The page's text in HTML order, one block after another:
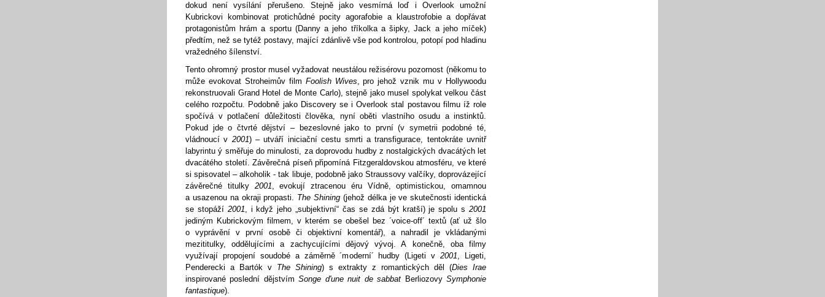
dokud není vysílání přerušeno. Stejně jako vesmírná loď i Overlook umožní
Kubrickovi kombinovat protichůdné pocity agorafobie a klaustrofobie a dopřávat
protagonistům hrám a sportu (Danny a jeho tříkolka a šipky, Jack a jeho míček)
předtím, než se tytéž postavy, mající zdánlivě vše pod kontrolou, potopí pod hladinu
vražedného šílenství.
Tento ohromný prostor musel vyžadovat neustálou režisérovu pozornost (někomu to
může evokovat Stroheimův film Foolish Wives, pro jehož vznik mu v Hollywoodu
rekonstruovali Grand Hotel de Monte Carlo), stejně jako musel spolykat velkou část
celého rozpočtu. Podobně jako Discovery se i Overlook stal postavou filmu íž role
spočívá v potlačení důležitosti člověka, nyní oběti vlastního osudu a instinktů.
Pokud jde o čtvrté dějství – bezeslovné jako to první (v symetrii podobné té,
vládnoucí v 2001) – utváří iniciační cestu smrti a transfigurace, tentokráte uvnitř
labyrintu ý směřuje do minulosti, za doprovodu hudby z nostalgických dvacátých let
dvacátého století. Závěrečná píseň připomíná Fitzgeraldovskou atmosféru, ve které
si spisovatel – alkoholik - tak libuje, podobně jako Straussovy valčíky, doprovázející
závěrečné titulky 2001, evokují ztracenou éru Vídně, optimistickou, omamnou
a usazenou na okraji propasti. The Shining (jehož délka je ve skutečnosti identická
se stopáží 2001, i když jeho „subjektivní“ čas se zdá být kratší) je spolu s2001
jediným Kubrickovým filmem, v kterém se obešel bez ´voice-off´ textů (ať už šlo
o vyprávění v první osobě či objektivní komentář), a nahradil je vkládanými
mezititulky, oddělujícími a zachycujícími dějový vývoj. A konečně, oba filmy
využívají propojení soudobé a záměrně ´moderní´ hudby (Ligeti v2001, Ligeti,
Penderecki a Bartók v The Shining) s extrakty z romantických děl (Dies Irae
inspirované poslední dějstvímSonge d'une nuit de sabbat BerliozovySymphonie
fantastique).